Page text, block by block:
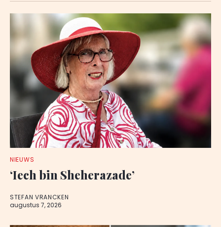
NIEUWS
‘Iech bin Sheherazade’
STEFAN VRANCKEN
augustus 7, 2026